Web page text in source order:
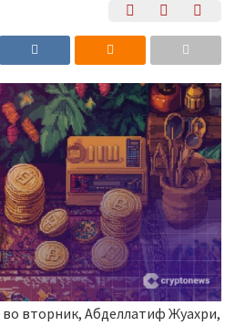
во вторник, Абделлатиф Жуахри,